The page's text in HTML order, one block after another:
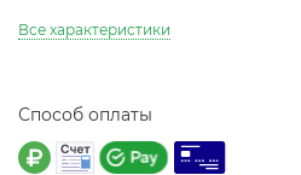
Все характеристики
Способ оплаты